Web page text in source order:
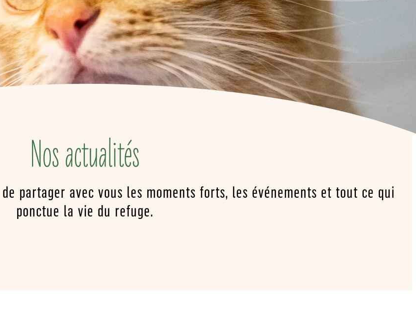
Nos actualités
partager avec vous les moments forts, les événements et tout ce qui
ponctue la vie du refuge.